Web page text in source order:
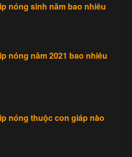
nóng sinh năm bao nhiêu
nóng năm 2021 bao nhiêu
nóng thuộc con giáp nào